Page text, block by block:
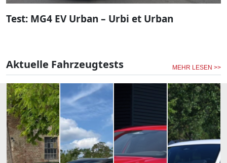
Test: MG4 EV Urban – Urbi et Urban
Aktuelle Fahrzeugtests MEHR LESEN >>